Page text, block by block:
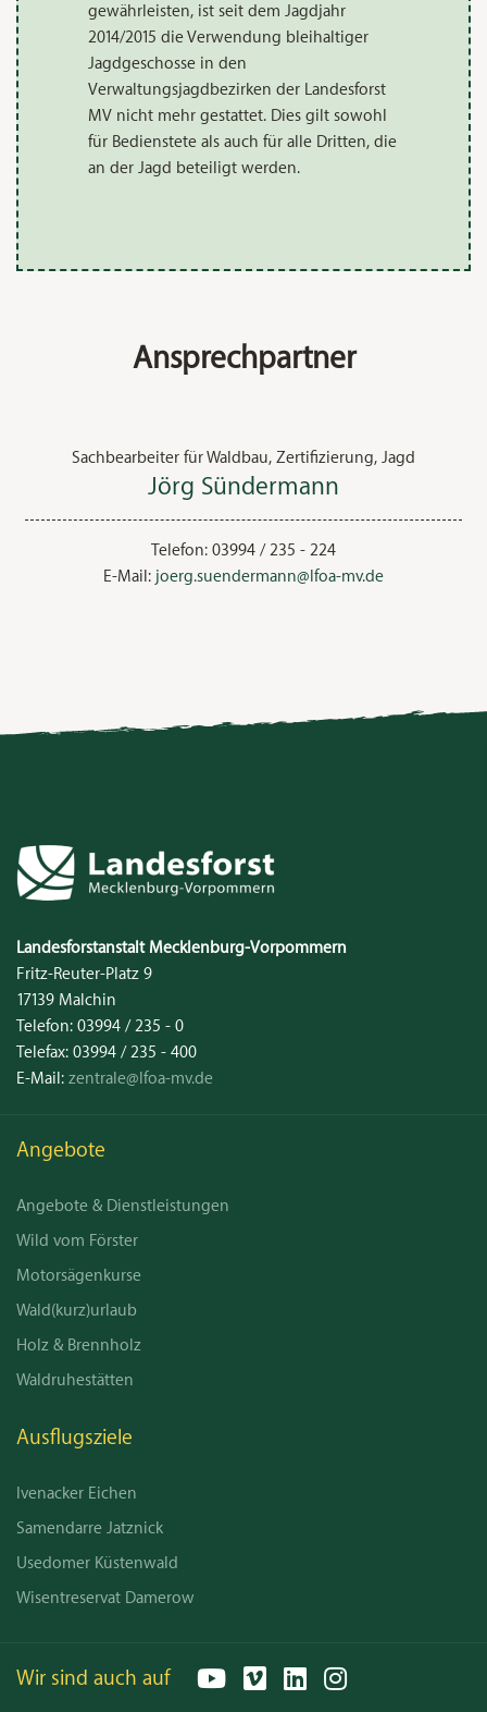
gewährleisten, ist seit dem Jagdjahr
2014/2015 die Verwendung bleihaltiger
Jagdgeschosse in den
Verwaltungsjagdbezirken der Landesforst
MV nicht mehr gestattet. Dies gilt sowohl
für Bedienstete als auch für alle Dritten, die
an der Jagd beteiligt werden.
Ansprechpartner
Sachbearbeiter für Waldbau, Zertifizierung, Jagd
Jörg Sündermann
Telefon: 03994 / 235 - 224
E-Mail: joerg.suendermann@lfoa-mv.de
Kontakt
Landesforstanstalt Mecklenburg‑Vorpommern
Fritz-Reuter-Platz 9
17139 Malchin
Telefon: 03994 / 235 - 0
Telefax: 03994 / 235 - 400
E-Mail: zentrale@lfoa-mv.de
Angebote
Angebote & Dienstleistungen
Wild vom Förster
Motorsägenkurse
Wald(kurz)urlaub
Holz & Brennholz
Waldruhestätten
Ausflugsziele
Ivenacker Eichen
Samendarre Jatznick
Usedomer Küstenwald
Wisentreservat Damerow
Wir sind auch auf YouTubeVimeoLinkedInInstagram